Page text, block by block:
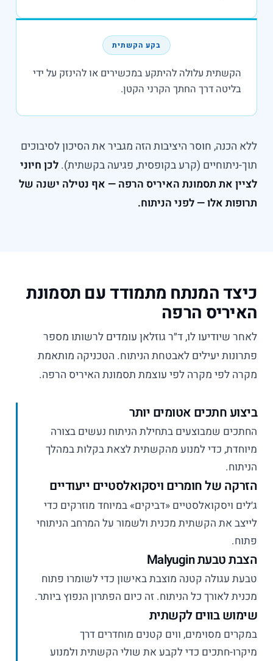
בקע הקשתית
הקשתית עלולה להיתקע במכשירים או להינזק על ידי
בליטה דרך החתך הקרני הקטן.
ללא הכנה, חוסר היציבות הזה מגביר את הסיכון לסיבוכים
תוך-ניתוחיים (קרע בקופסית, פגיעה בקשתית). לכן חיוני
לציין את תסמונת האיריס הרפה — אף נטילה ישנה של
תרופות אלו — לפני הניתוח.
כיצד המנתח מתמודד עם תסמונת
האיריס הרפה
לאחר שיודיעו לו, ד״ר גוזלאן עומדים לרשותו מספר
פתרונות יעילים לאבטחת הניתוח. הטכניקה מותאמת
מקרה לפי מקרה לפי עוצמת תסמונת האיריס הרפה.
ביצוע חתכים אטומים יותר
החתכים שמבוצעים בתחילת הניתוח נעשים בצורה
מיוחדת, כדי למנוע מהקשתית לצאת בקלות במהלך
הניתוח.
הזרקה של חומרים ויסקואלסטיים ייעודיים
ג׳לים ויסקואלסטיים «דביקים» במיוחד מוזרקים כדי
לייצב את הקשתית מכנית ולשמור על המרחב הניתוחי
פתוח.
הצבת טבעת Malyugin
טבעת עגולה קטנה מוצבת באישון כדי לשומרו פתוח
מכנית לאורך כל הניתוח. זה כיום הפתרון הנפוץ ביותר.
שימוש בווים לקשתית
במקרים מסוימים, ווים קטנים מוחדרים דרך
מיקרו-חתכים כדי לקבע את שולי הקשתית ולמנוע